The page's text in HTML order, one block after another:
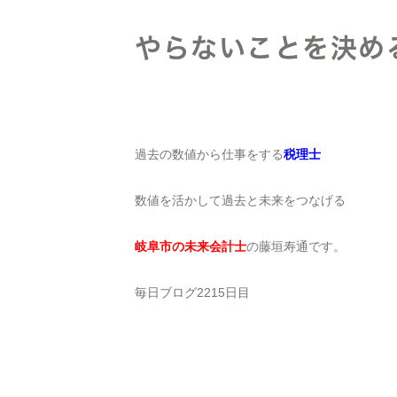
やらないことを決め
過去の数値から仕事をする税理士
数値を活かして過去と未来をつなげる
岐阜市の未来会計士の藤垣寿通です。
毎日ブログ2215日目